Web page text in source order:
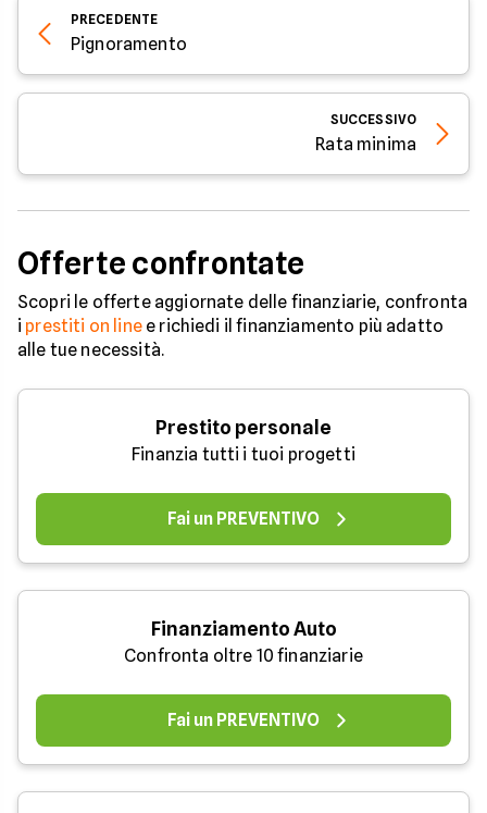
PRECEDENTE
Pignoramento
SUCCESSIVO
Rata minima
Offerte confrontate
Scopri le offerte aggiornate delle finanziarie, confronta
i prestiti on linee richiedi il finanziamento più adatto
alle tue necessità.
Prestito personale
Finanzia tutti i tuoi progetti
Fai un PREVENTIVO
Finanziamento Auto
Confronta oltre 10 finanziarie
Fai un PREVENTIVO